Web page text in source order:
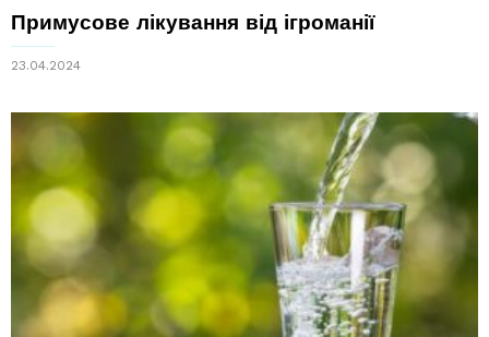
Примусове лікування від ігроманії
23.04.2024